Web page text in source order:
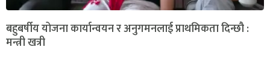
बहुबर्षीय योजना कार्यान्वयन र अनुगमनलाई प्राथमिकता दिन्छौ :
मन्त्री खत्री